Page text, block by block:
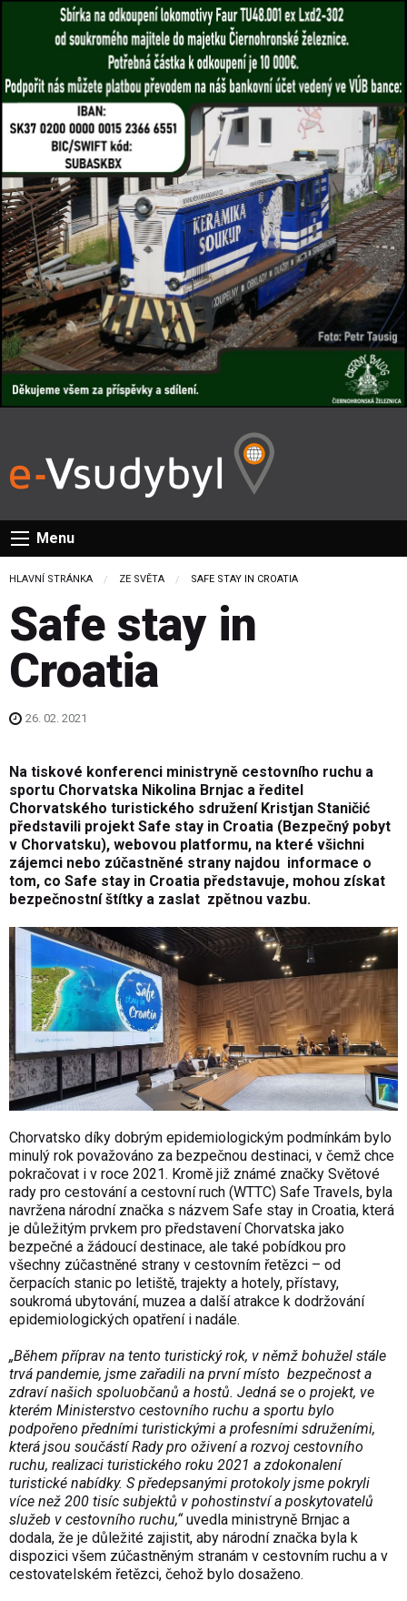
Menu
HLAVNÍ STRÁNKA ZE SVĚTA CURRENT:
SAFE STAY IN CROATIA
Safe stay in
Croatia
26. 02. 2021
Na tiskové konferenci ministryně cestovního ruchu a
sportu Chorvatska Nikolina Brnjac a ředitel
Chorvatského turistického sdružení Kristjan Staničić
představili projekt Safe stay in Croatia (Bezpečný pobyt
v Chorvatsku), webovou platformu, na které všichni
zájemci nebo zúčastněné strany najdou informace o
tom, co Safe stay in Croatia představuje, mohou získat
bezpečnostní štítky a zaslat zpětnou vazbu.
Chorvatsko díky dobrým epidemiologickým podmínkám bylo
minulý rok považováno za bezpečnou destinaci, v čemž chce
pokračovat i v roce 2021. Kromě již známé značky Světové
rady pro cestování a cestovní ruch (WTTC) Safe Travels, byla
navržena národní značka s názvem Safe stay in Croatia, která
je důležitým prvkem pro představení Chorvatska jako
bezpečné a žádoucí destinace, ale také pobídkou pro
všechny zúčastněné strany v cestovním řetězci – od
čerpacích stanic po letiště, trajekty a hotely, přístavy,
soukromá ubytování, muzea a další atrakce k dodržování
epidemiologických opatření i nadále.
„Během příprav na tento turistický rok, v němž bohužel stále
trvá pandemie, jsme zařadili na první místo bezpečnost a
zdraví našich spoluobčanů a hostů. Jedná se o projekt, ve
kterém Ministerstvo cestovního ruchu a sportu bylo
podpořeno předními turistickými a profesními sdruženími,
která jsou součástí Rady pro oživení a rozvoj cestovního
ruchu, realizaci turistického roku 2021 a zdokonalení
turistické nabídky. S předepsanými protokoly jsme pokryli
více než 200 tisíc subjektů v pohostinství a poskytovatelů
služeb v cestovního ruchu,“ uvedla ministryně Brnjac a
dodala, že je důležité zajistit, aby národní značka byla k
dispozici všem zúčastněným stranám v cestovním ruchu a v
cestovatelském řetězci, čehož bylo dosaženo.